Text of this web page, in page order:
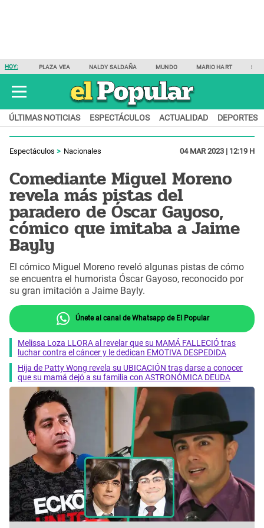
HOY: PLAZA VEA NALDY SALDAÑA MUNDO MARIO HART
ÚLTIMAS NOTICIAS ESPECTÁCULOS ACTUALIDAD DEPORTES
Espectáculos Nacionales 04 MAR 2023 | 12:19 H
Comediante Miguel Moreno
revela más pistas del
paradero de Óscar Gayoso,
cómico que imitaba a Jaime
Bayly
El cómico Miguel Moreno reveló algunas pistas de cómo
se encuentra el humorista Óscar Gayoso, reconocido por
su gran imitación a Jaime Bayly.
Únete al canal de Whatsapp de El Popular
Melissa Loza LLORA al revelar que su MAMÁ FALLECIÓ tras
luchar contra el cáncer y le dedican EMOTIVA DESPEDIDA
Hija de Patty Wong revela su UBICACIÓN tras darse a conocer
que su mamá dejó a su familia con ASTRONÓMICA DEUDA